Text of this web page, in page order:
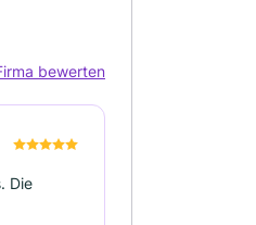
bewerten
Die